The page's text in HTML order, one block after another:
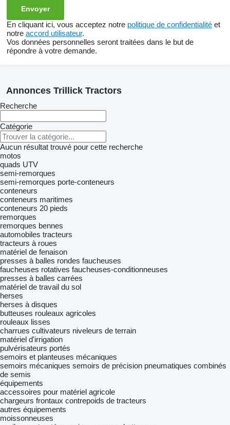
En cliquant ici, vous acceptez notre politique de confidentialité et
notre accord utilisateur.
Vos données personnelles seront traitées dans le but de
répondre à votre demande.
Annonces Trillick Tractors
Recherche
Catégorie
Aucun résultat trouvé pour cette recherche
motos
quads UTV
semi-remorques
semi-remorques porte-conteneurs
conteneurs
conteneurs maritimes
conteneurs 20 pieds
remorques
remorques bennes
automobiles tracteurs
tracteurs à roues
matériel de fenaison
presses à balles rondes faucheuses
faucheuses rotatives faucheuses-conditionneuses
presses à balles carrées
matériel de travail du sol
herses
herses à disques
butteuses rouleaux agricoles
rouleaux lisses
charrues cultivateurs niveleurs de terrain
matériel d'irrigation
pulvérisateurs portés
semoirs et planteuses mécaniques
semoirs mécaniques semoirs de précision pneumatiques combinés
de semis
équipements
accessoires pour matériel agricole
chargeurs frontaux contrepoids de tracteurs
autres équipements
moissonneuses